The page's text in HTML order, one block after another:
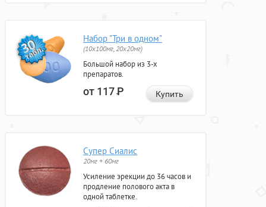
Набор "Три в одном"
(10x100мг, 20x20мг)
Большой набор из 3-х
препаратов.
от 117Р Купить
Супер Сиалис
20мг + 60мг
Усиление эрекции до 36 часов и
продление полового акта в
одной таблетке.